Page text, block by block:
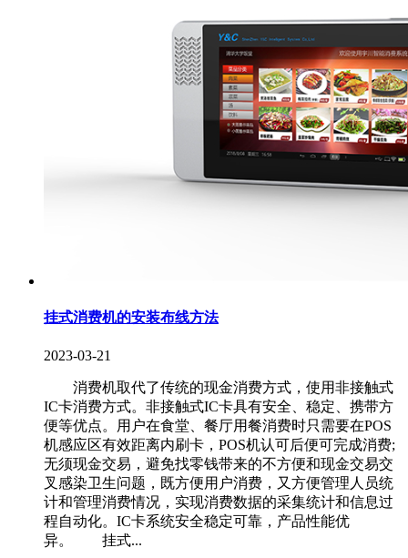
挂式消费机的安装布线方法
2023-03-21
消费机取代了传统的现金消费方式，使用非接触式
IC卡消费方式。非接触式IC卡具有安全、稳定、携带方
便等优点。用户在食堂、餐厅用餐消费时只需要在POS
机感应区有效距离内刷卡，POS机认可后便可完成消费;
无须现金交易，避免找零钱带来的不方便和现金交易交
叉感染卫生问题，既方便用户消费，又方便管理人员统
计和管理消费情况，实现消费数据的采集统计和信息过
程自动化。IC卡系统安全稳定可靠，产品性能优
异。 挂式...